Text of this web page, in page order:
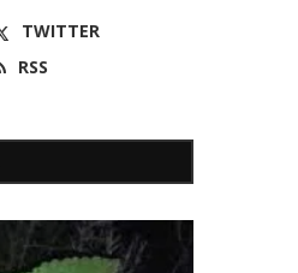
TWITTER
RSS